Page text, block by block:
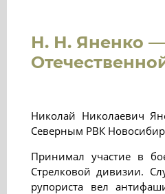
Н. Н. Яненко
Николай Николаевич
Северным РВК
Принимал участие в
Стрелковой дивизии.
рупориста вел